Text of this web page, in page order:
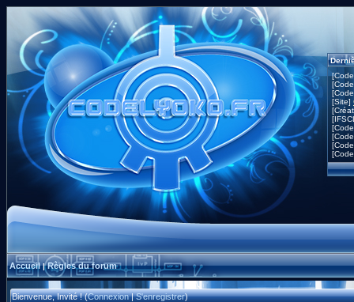
[Site]
Accueil|Règles du forum
Bienvenue, Invité ! (Connexion|S'enregistrer)